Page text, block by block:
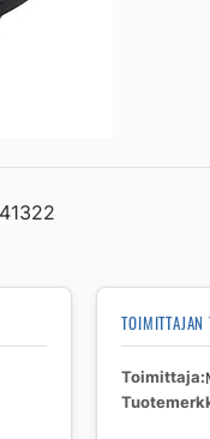
TOIMITTAJAN
Toimittaja